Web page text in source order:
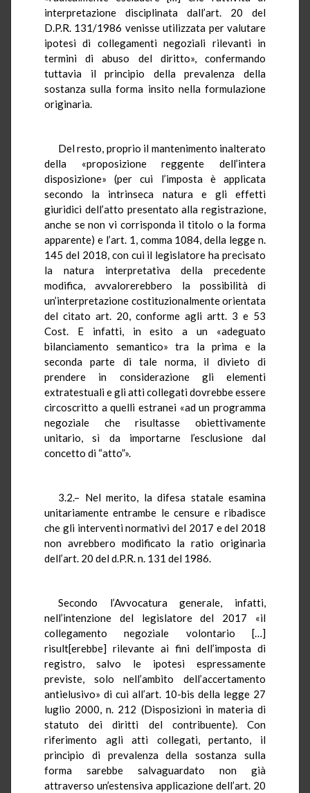
interpretazione disciplinata dall’art. 20 del
D.P.R. 131/1986 venisse utilizzata per valutare
ipotesi di collegamenti negoziali rilevanti in
termini di abuso del diritto», confermando
tuttavia il principio della prevalenza della
sostanza sulla forma insito nella formulazione
originaria.
Del resto, proprio il mantenimento inalterato
della «proposizione reggente dell’intera
disposizione» (per cui l’imposta è applicata
secondo la intrinseca natura e gli effetti
giuridici dell’atto presentato alla registrazione,
anche se non vi corrisponda il titolo o la forma
apparente) e l’art. 1, comma 1084, della legge n.
145 del 2018, con cui il legislatore ha precisato
la natura interpretativa della precedente
modifica, avvalorerebbero la possibilità di
un’interpretazione costituzionalmente orientata
del citato art. 20, conforme agli artt. 3 e 53
Cost. E infatti, in esito a un «adeguato
bilanciamento semantico» tra la prima e la
seconda parte di tale norma, il divieto di
prendere in considerazione gli elementi
extratestuali e gli atti collegati dovrebbe essere
circoscritto a quelli estranei «ad un programma
negoziale che risultasse obiettivamente
unitario, sì da importarne l’esclusione dal
concetto di “atto”».
3.2.– Nel merito, la difesa statale esamina
unitariamente entrambe le censure e ribadisce
che gli interventi normativi del 2017 e del 2018
non avrebbero modificato la ratio originaria
dell’art. 20 del d.P.R. n. 131 del 1986.
Secondo l’Avvocatura generale, infatti,
nell’intenzione del legislatore del 2017 «il
collegamento negoziale volontario […]
risult[erebbe] rilevante ai fini dell’imposta di
registro, salvo le ipotesi espressamente
previste, solo nell’ambito dell’accertamento
antielusivo» di cui all’art. 10-bis della legge 27
luglio 2000, n. 212 (Disposizioni in materia di
statuto dei diritti del contribuente). Con
riferimento agli atti collegati, pertanto, il
principio di prevalenza della sostanza sulla
forma sarebbe salvaguardato non già
attraverso un’estensiva applicazione dell’art. 20